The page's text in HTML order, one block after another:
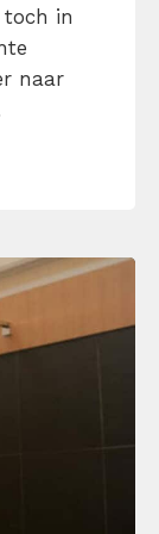
toch in
naar
Of […]